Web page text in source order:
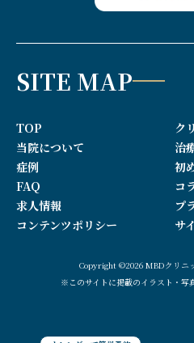
SITE MAP
TOP
ク
当院について
治
症例
初
FAQ
コ
求人情報
プ
コンテンツポリシー
サ
Copyright ©2026 MBDクリニ
※このサイトに掲載のイラスト・写